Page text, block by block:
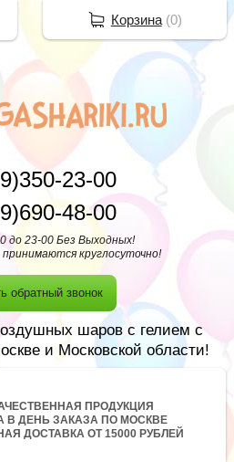
23-00
48-00
до 23-00 Без Выходных!
круглосуточно!
обратный звонок
шаров с гелием с
и Московской области!
ПРОДУКЦИЯ
В ДЕНЬ ЗАКАЗА ПО МОСКВЕ
ДОСТАВКА ОТ 15000 РУБЛЕЙ
Корзина(0)